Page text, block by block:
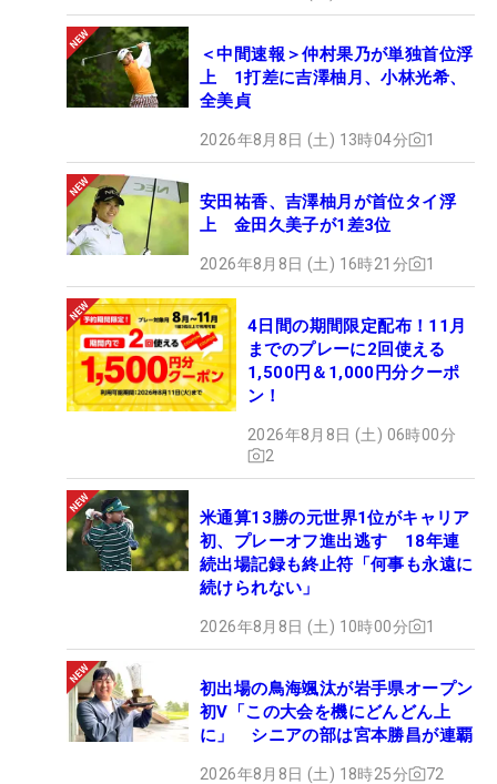
（251.58pt）は優勝のみを目指すことになる。
上記してきたことは、あくまでも目安。他の選手の
結果が絡むため、最低条件はあくまでも“最低”でも
目指すべき指標でしかない。また同じ順位に並ぶ選
手の数によっては、単独でなくてもいいケースがで
てくるが、それも計算が立たないこと。選手たち
は、出場する以上みな“優勝”を一番の目標にプレー
する。
【シード争い動向（MR）】
45位：柏原明日架 476.36pt
46位：上田桃子 465.38pt ※ツアー休止を表明
47位：ウー・チャイェン 455.18pt
48位：臼井麗香 444.00pt ※今季優勝者
49位：新垣比菜 436.26pt ※今季優勝者
50位：木戸愛 433.21pt
・・・・・以上がシード入り・・・・・
51位：☆山内日菜子 426.58pt ※今季優勝者
52位：☆仁井優花 412.82pt
53位：岡山絵里 405.03pt
54位：☆佐藤心結 402.17pt ※今季優勝者
55位：☆笠りつ子 401.17pt
・・・・・以上が来季前半戦・・・・・
56位：☆内田ことこ 397.73pt
57位：宮田成華 387.01pt
＜中間速報＞仲村果乃が単独首位浮
上 1打差に吉澤柚月、小林光希、
全美貞
2026年8月8日 (土) 13時04分 1
安田祐香、吉澤柚月が首位タイ浮
上 金田久美子が1差3位
2026年8月8日 (土) 16時21分 1
4日間の期間限定配布！11月
までのプレーに2回使える
1,500円＆1,000円分クーポ
ン！
2026年8月8日 (土) 06時00分
2
米通算13勝の元世界1位がキャリア
初、プレーオフ進出逃す 18年連
続出場記録も終止符「何事も永遠に
続けられない」
2026年8月8日 (土) 10時00分 1
初出場の鳥海颯汰が岩手県オープン
初V「この大会を機にどんどん上
に」 シニアの部は宮本勝昌が連覇
2026年8月8日 (土) 18時25分 72